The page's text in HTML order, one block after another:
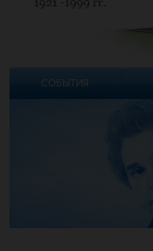
СОБЫТИЯ